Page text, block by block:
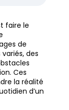
faire le
de
des
Ces
la réalité
d’un